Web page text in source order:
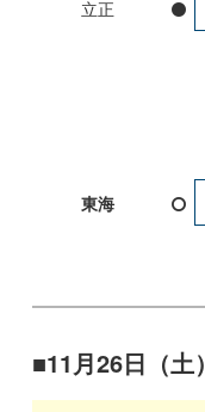
立正
東海
11月26日（土）